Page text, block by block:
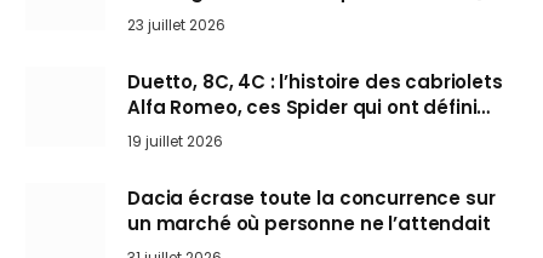
arrive en Europe cet automne
23 juillet 2026
Duetto, 8C, 4C : l’histoire des cabriolets
Alfa Romeo, ces Spider qui ont défini
l’art de rouler cheveux au vent
19 juillet 2026
Dacia écrase toute la concurrence sur
un marché où personne ne l’attendait